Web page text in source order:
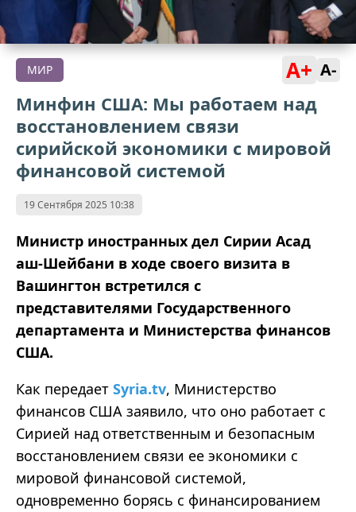
МИР A+ A-
Минфин США: Мы работаем над
восстановлением связи
сирийской экономики с мировой
финансовой системой
19 Сентября 2025 10:38
Министр иностранных дел Сирии Асад
аш-Шейбани в ходе своего визита в
Вашингтон встретился с
представителями Государственного
департамента и Министерства финансов
США.
Как передает Syria.tv, Министерство
финансов США заявило, что оно работает с
Сирией над ответственным и безопасным
восстановлением связи ее экономики с
мировой финансовой системой,
одновременно борясь с финансированием